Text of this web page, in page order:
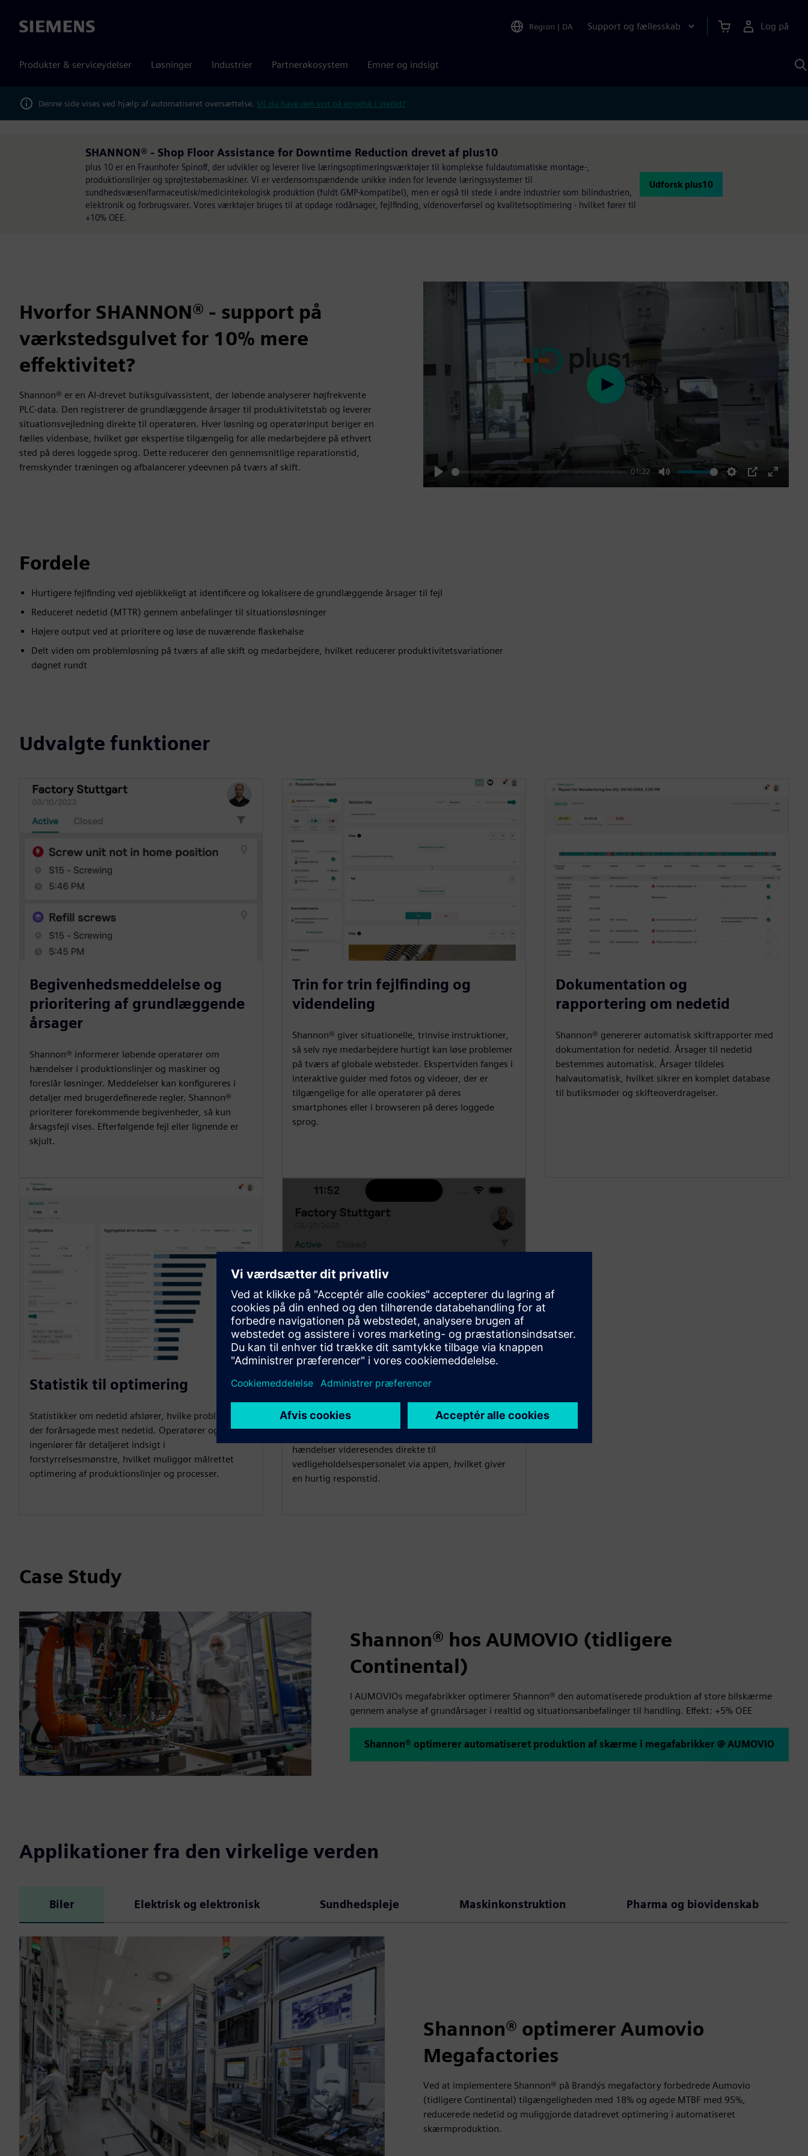
Siemens Region | DA Support og fællesskab Log på
Produkter & serviceydelser Løsninger Industrier Partnerøkosystem Emner og indsigt
Denne side vises ved hjælp af automatiseret oversættelse. Vil du have den vist på engelsk i stedet?
SHANNON® - Shop Floor Assistance for Downtime Reduction drevet af plus10
plus 10 er en Fraunhofer Spinoff, der udvikler og leverer live læringsoptimeringsværktøjer til komplekse fuldautomatiske montage-,
produktionslinjer og sprøjtestøbemaskiner. Vi er verdensomspændende unikke inden for levende læringssystemer til
sundhedsvæsen/farmaceutisk/medicintekologisk produktion (fuldt GMP-kompatibel), men er også til stede i andre industrier som bilindustrien,
elektronik og forbrugsvarer. Vores værktøjer bruges til at opdage rodårsager, fejlfinding, videnoverførsel og kvalitetsoptimering - hvilket fører til
+10% OEE.
Udforsk plus10
Hvorfor SHANNON® - support på
værkstedsgulvet for 10% mere
effektivitet?
Shannon® er en AI-drevet butiksgulvassistent, der løbende analyserer højfrekvente
PLC-data. Den registrerer de grundlæggende årsager til produktivitetstab og leverer
situationsvejledning direkte til operatøren. Hver løsning og operatørinput beriger en
fælles videnbase, hvilket gør ekspertise tilgængelig for alle medarbejdere på ethvert
sted på deres loggede sprog. Dette reducerer den gennemsnitlige reparationstid,
fremskynder træningen og afbalancerer ydeevnen på tværs af skift.
Play
01:22
Mute Settings
PIP
Enter
Play
Fordele
Hurtigere fejlfinding ved øjeblikkeligt at identificere og lokalisere de grundlæggende årsager til fejl
Reduceret nedetid (MTTR) gennem anbefalinger til situationsløsninger
Højere output ved at prioritere og løse de nuværende flaskehalse
Delt viden om problemløsning på tværs af alle skift og medarbejdere, hvilket reducerer produktivitetsvariationer
døgnet rundt
Udvalgte funktioner
Begivenhedsmeddelelse og
prioritering af grundlæggende
årsager
Shannon® informerer løbende operatører om
hændelser i produktionslinjer og maskiner og
foreslår løsninger. Meddelelser kan konfigureres i
detaljer med brugerdefinerede regler. Shannon®
prioriterer forekommende begivenheder, så kun
årsagsfejl vises. Efterfølgende fejl eller lignende er
skjult.
Trin for trin fejlfinding og
videndeling
Shannon® giver situationelle, trinvise instruktioner,
så selv nye medarbejdere hurtigt kan løse problemer
på tværs af globale websteder. Ekspertviden fanges i
interaktive guider med fotos og videoer, der er
tilgængelige for alle operatører på deres
smartphones eller i browseren på deres loggede
sprog.
Dokumentation og
rapportering om nedetid
Shannon® genererer automatisk skiftrapporter med
dokumentation for nedetid. Årsager til nedetid
bestemmes automatisk. Årsager tildeles
halvautomatisk, hvilket sikrer en komplet database
til butiksmøder og skifteoverdragelser.
Statistik til optimering
Statistikker om nedetid afslører, hvilke problemer
der forårsagede mest nedetid. Operatører og
ingeniører får detaljeret indsigt i
forstyrrelsesmønstre, hvilket muliggør målrettet
optimering af produktionslinjer og processer.
Hurtig eskalering til
vedligeholdelse
hændelser videresendes direkte til
vedligeholdelsespersonalet via appen, hvilket giver
en hurtig responstid.
Case Study
Shannon® hos AUMOVIO (tidligere
Continental)
I AUMOVIOs megafabrikker optimerer Shannon® den automatiserede produktion af store bilskærme
gennem analyse af grundårsager i realtid og situationsanbefalinger til handling. Effekt: +5% OEE
Shannon® optimerer automatiseret produktion af skærme i megafabrikker @ AUMOVIO
Applikationer fra den virkelige verden
Biler Elektrisk og elektronisk Sundhedspleje Maskinkonstruktion Pharma og biovidenskab
Shannon® optimerer Aumovio
Megafactories
Ved at implementere Shannon® på Brandýs megafactory forbedrede Aumovio
(tidligere Continental) tilgængeligheden med 18% og øgede MTBF med 95%,
reducerede nedetid og muliggjorde datadrevet optimering i automatiseret
skærmproduktion.